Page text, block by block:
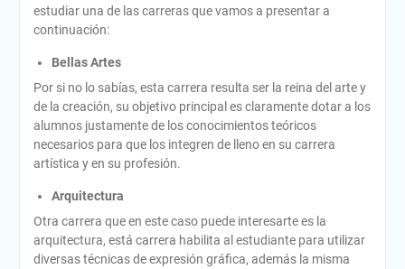
estudiar una de las carreras que vamos a presentar a
continuación:
Bellas Artes
Por si no lo sabías, esta carrera resulta ser la reina del arte y
de la creación, su objetivo principal es claramente dotar a los
alumnos justamente de los conocimientos teóricos
necesarios para que los integren de lleno en su carrera
artística y en su profesión.
Arquitectura
Otra carrera que en este caso puede interesarte es la
arquitectura, está carrera habilita al estudiante para utilizar
diversas técnicas de expresión gráfica, además la misma